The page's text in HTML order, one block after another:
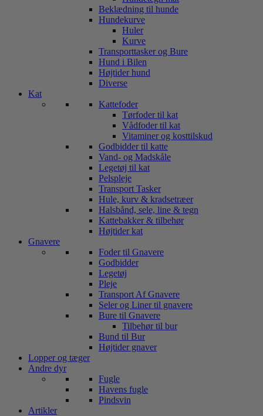
Beklædning til hunde
Hundekurve
Huler
Kurve
Transporttasker og Bure
Hund i Bilen
Højtider hund
Diverse
Kat
Kattefoder
Tørfoder til kat
Vådfoder til kat
Vitaminer og kosttilskud
Godbidder til katte
Vand- og Madskåle
Legetøj til kat
Pelspleje
Transport Tasker
Hule, kurv & kradsetræer
Halsbånd, sele, line & tegn
Kattebakker & tilbehør
Højtider kat
Gnavere
Foder til Gnavere
Godbidder
Legetøj
Pleje
Transport Af Gnavere
Seler og Liner til gnavere
Bure til Gnavere
Tilbehør til bur
Bund til Bur
Højtider gnaver
Lopper og tæger
Andre dyr
Fugle
Havens fugle
Pindsvin
Artikler